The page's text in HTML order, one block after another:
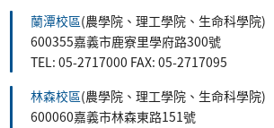
蘭潭校區(農學院、理工學院、生命科學院)
600355嘉義市鹿寮里學府路300號
TEL: 05-2717000 FAX: 05-2717095
林森校區(農學院、理工學院、生命科學院)
600060嘉義市林森東路151號